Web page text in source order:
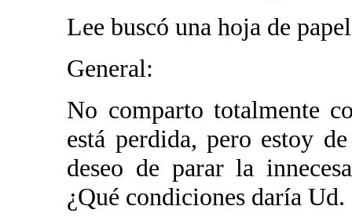
Lee buscó una hoja de
General:
No comparto totalmente
está perdida, pero estoy
deseo de parar la
¿Qué condiciones daría